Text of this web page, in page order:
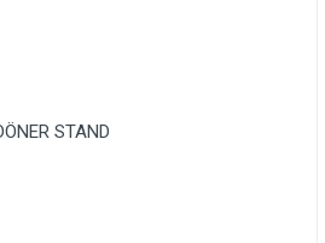
STAND